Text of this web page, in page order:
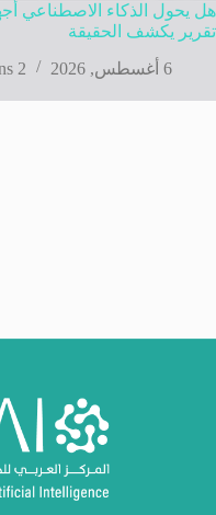
هل يحول الذكاء الاصطناعي
تقرير يكشف الحقيقة
6 أغسطس, 2026
2 mins